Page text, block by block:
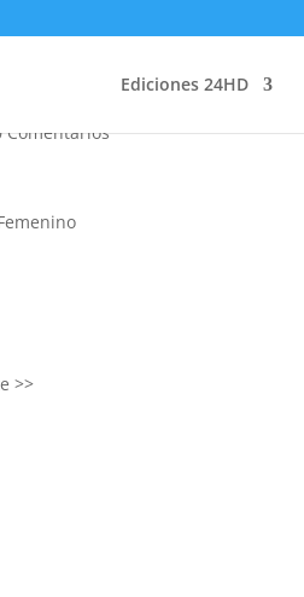
Ediciones 24HD
Comentarios
>>